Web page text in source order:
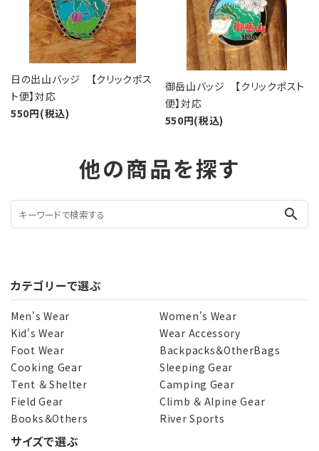
日の出山バッジ 【クリックポス
ト便】対応
550円(税込)
御岳山バッジ 【クリックポスト
便】対応
550円(税込)
他の商品を探す
search
カテゴリーで選ぶ
Men's Wear
Women's Wear
Kid's Wear
Wear Accessory
Foot Wear
Backpacks＆OtherBags
Cooking Gear
Sleeping Gear
Tent ＆ Shelter
Camping Gear
Field Gear
Climb ＆ Alpine Gear
Books＆Others
River Sports
サイズで選ぶ